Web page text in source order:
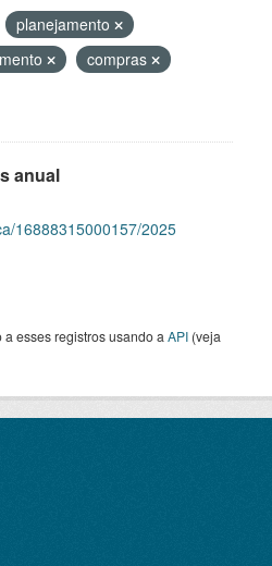
planejamento
compras
anual
16888315000157/2025
esses registros usando a API (veja